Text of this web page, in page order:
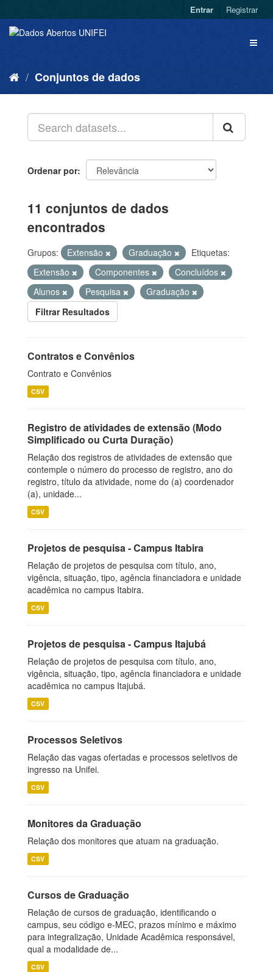
Entrar Registrar
Conjuntos de dados
Ordenar por
11 conjuntos de dados
encontrados
Grupos: Extensão Graduação
Etiquetas:
Extensão
Componentes
Concluídos
Alunos
Pesquisa
Graduação
Filtrar Resultados
Contratos e Convênios
Contrato e Convênios
CSV
Registro de atividades de extensão (Modo
Simplificado ou Curta Duração)
Relação dos registros de atividades de extensão que
contemple o número do processo de registro, ano do
registro, título da atividade, nome do (a) coordenador
(a), unidade...
CSV
Projetos de pesquisa - Campus Itabira
Relação de projetos de pesquisa com título, ano,
vigência, situação, tipo, agência financiadora e unidade
acadêmica no campus Itabira.
CSV
Projetos de pesquisa - Campus Itajubá
Relação de projetos de pesquisa com título, ano,
vigência, situação, tipo, agência financiadora e unidade
acadêmica no campus Itajubá.
CSV
Processos Seletivos
Relação das vagas ofertadas e processos seletivos de
ingresso na Unifei.
CSV
Monitores da Graduação
Relação dos monitores que atuam na graduação.
CSV
Cursos de Graduação
Relação de cursos de graduação, identificando o
campus, seu código e-MEC, prazos mínimo e máximo
para integralização, Unidade Acadêmica responsável,
qual a modalidade de...
CSV